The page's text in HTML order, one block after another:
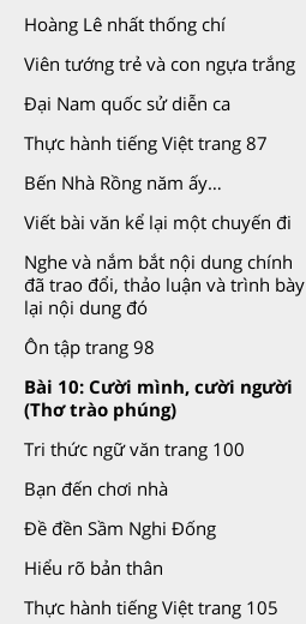
Hoàng Lê nhất thống chí
Viên tướng trẻ và con ngựa trắng
Đại Nam quốc sử diễn ca
Thực hành tiếng Việt trang 87
Bến Nhà Rồng năm ấy…
Viết bài văn kể lại một chuyến đi
Nghe và nắm bắt nội dung chính
đã trao đổi, thảo luận và trình bày
lại nội dung đó
Ôn tập trang 98
Bài 10: Cười mình, cười người
(Thơ trào phúng)
Tri thức ngữ văn trang 100
Bạn đến chơi nhà
Đề đền Sầm Nghi Đống
Hiểu rõ bản thân
Thực hành tiếng Việt trang 105